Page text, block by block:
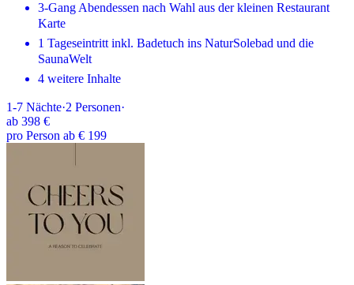
3-Gang Abendessen nach Wahl aus der kleinen Restaurant
Karte
1 Tageseintritt inkl. Badetuch ins NaturSolebad und die
SaunaWelt
4 weitere Inhalte
1-7 Nächte·2 Personen·
ab 398 €
pro Person ab € 199